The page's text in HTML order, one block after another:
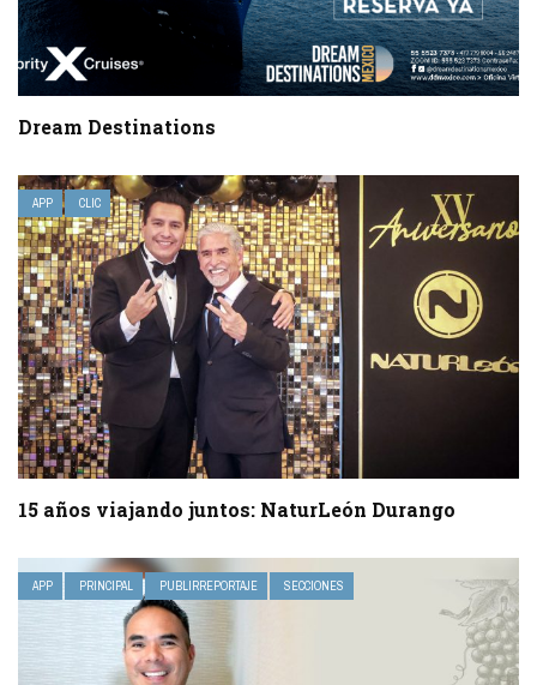
Dream Destinations
APP CLIC
15 años viajando juntos: NaturLeón Durango
APP PRINCIPAL PUBLIRREPORTAJE SECCIONES